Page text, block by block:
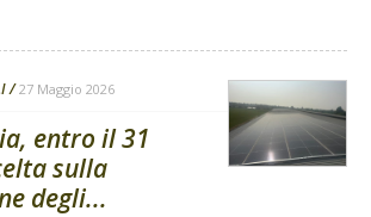
27 Maggio 2026
entro il 31
sulla
degli...